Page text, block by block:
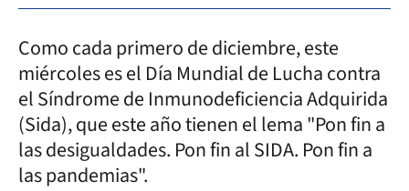
Como cada primero de diciembre, este
miércoles es el Día Mundial de Lucha contra
el Síndrome de Inmunodeficiencia Adquirida
(Sida), que este año tienen el lema "Pon fin a
las desigualdades. Pon fin al SIDA. Pon fin a
las pandemias".